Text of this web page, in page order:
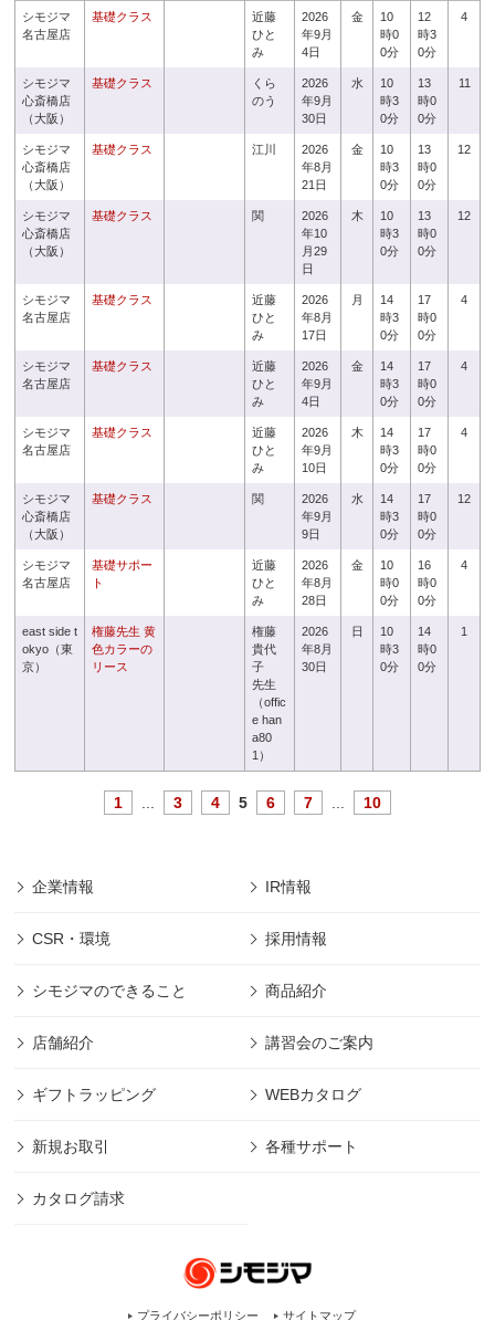
シモジマ
名古屋店
基礎クラス
近藤
ひと
み
2026
年9月
4日
金
10
時0
0分
12
時3
0分
4
シモジマ
心斎橋店
（大阪）
基礎クラス
くら
のう
2026
年9月
30日
水
10
時3
0分
13
時0
0分
11
シモジマ
心斎橋店
（大阪）
基礎クラス 江川
2026
年8月
21日
金
10
時3
0分
13
時0
0分
12
シモジマ
心斎橋店
（大阪）
基礎クラス 関
2026
年10
月29
日
木
10
時3
0分
13
時0
0分
12
シモジマ
名古屋店
基礎クラス
近藤
ひと
み
2026
年8月
17日
月
14
時3
0分
17
時0
0分
4
シモジマ
名古屋店
基礎クラス
近藤
ひと
み
2026
年9月
4日
金
14
時3
0分
17
時0
0分
4
シモジマ
名古屋店
基礎クラス
近藤
ひと
み
2026
年9月
10日
木
14
時3
0分
17
時0
0分
4
シモジマ
心斎橋店
（大阪）
基礎クラス 関
2026
年9月
9日
水
14
時3
0分
17
時0
0分
12
シモジマ
名古屋店
基礎サポー
ト
近藤
ひと
み
2026
年8月
28日
金
10
時0
0分
16
時0
0分
4
east side t
okyo（東
京）
権藤先生 黄
色カラーの
リース
権藤
貴代
子
先生
（offic
e han
a80
1）
2026
年8月
30日
日
10
時3
0分
14
時0
0分
1
1 3 4 5 6 7 10
企業情報 IR情報
CSR・環境 採用情報
シモジマのできること 商品紹介
店舗紹介 講習会のご案内
ギフトラッピング WEBカタログ
新規お取引 各種サポート
カタログ請求
プライバシーポリシー サイトマップ